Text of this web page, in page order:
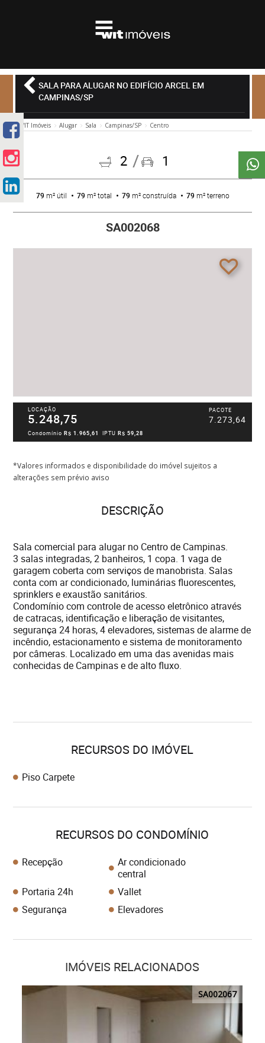
SALA PARA ALUGAR NO EDIFÍCIO ARCEL EM
CAMPINAS/SP
WIT Imóveis Alugar Sala Campinas/SP Centro
2 1
79 m² útil 79 m² total 79 m² construída 79 m² terreno
SA002068
LOCAÇÃO
5.248,75
PACOTE
7.273,64
CondomínioR$ 1.965,61 IPTUR$ 59,28
*Valores informados e disponibilidade do imóvel sujeitos a
alterações sem prévio aviso
DESCRIÇÃO
Sala comercial para alugar no Centro de Campinas.
3 salas integradas, 2 banheiros, 1 copa. 1 vaga de
garagem coberta com serviços de manobrista. Salas
conta com ar condicionado, luminárias fluorescentes,
sprinklers e exaustão sanitários.
Condomínio com controle de acesso eletrônico através
de catracas, identificação e liberação de visitantes,
segurança 24 horas, 4 elevadores, sistemas de alarme de
incêndio, estacionamento e sistema de monitoramento
por câmeras. Localizado em uma das avenidas mais
conhecidas de Campinas e de alto fluxo.
RECURSOS DO IMÓVEL
Piso Carpete
RECURSOS DO CONDOMÍNIO
Recepção
Ar condicionado
central
Portaria 24h
Vallet
Segurança
Elevadores
IMÓVEIS RELACIONADOS
SA002067